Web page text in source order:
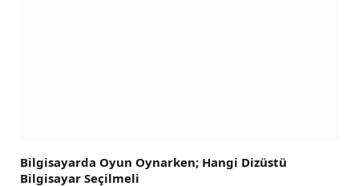
Bilgisayarda Oyun Oynarken; Hangi Dizüstü
Bilgisayar Seçilmeli